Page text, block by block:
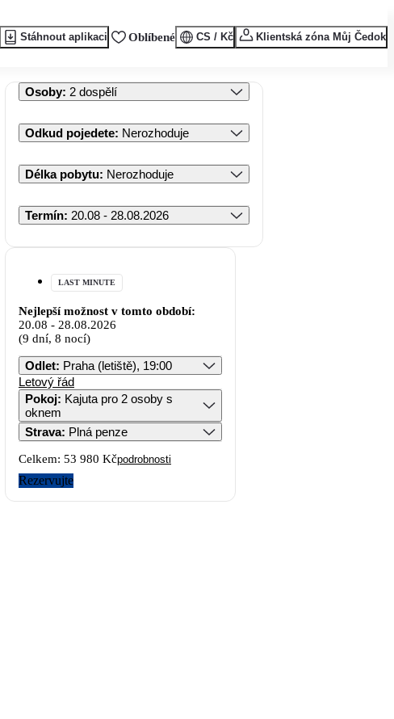
Stáhnout aplikaci Oblíbené CS / Kč Klientská zóna Můj Čedok
Osoby: 2 dospělí
Odkud pojedete: Nerozhoduje
Délka pobytu: Nerozhoduje
Termín: 20.08 - 28.08.2026
LAST MINUTE
Nejlepší možnost v tomto období:
20.08 - 28.08.2026
(9 dní, 8 nocí)
Odlet: Praha (letiště), 19:00
Letový řád
Pokoj: Kajuta pro 2 osoby s
oknem
Strava: Plná penze
Celkem: 53 980 Kčpodrobnosti
Rezervujte